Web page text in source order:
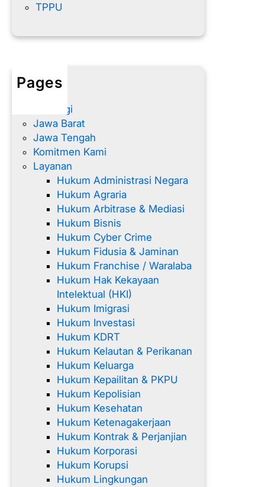
TPPU
Pages
Home
Hubungi
Jawa Barat
Jawa Tengah
Komitmen Kami
Layanan
Hukum Administrasi Negara
Hukum Agraria
Hukum Arbitrase & Mediasi
Hukum Bisnis
Hukum Cyber Crime
Hukum Fidusia & Jaminan
Hukum Franchise / Waralaba
Hukum Hak Kekayaan
Intelektual (HKI)
Hukum Imigrasi
Hukum Investasi
Hukum KDRT
Hukum Kelautan & Perikanan
Hukum Keluarga
Hukum Kepailitan & PKPU
Hukum Kepolisian
Hukum Kesehatan
Hukum Ketenagakerjaan
Hukum Kontrak & Perjanjian
Hukum Korporasi
Hukum Korupsi
Hukum Lingkungan